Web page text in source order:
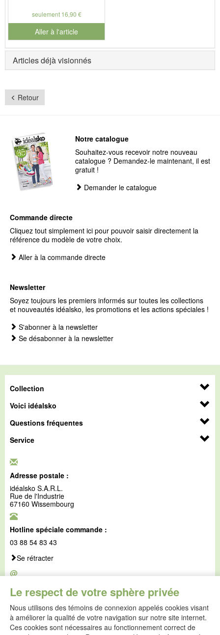
seulement 16,90 €
Aller à l'article
Articles déjà visionnés
Retour
Le respect de votre sphère privée
Nous utilisons des témoins de connexion appelés cookies visant
à améliorer la qualité de votre navigation sur notre site internet.
Ces cookies sont nécessaires au fonctionnement correct de
Notre catalogue
Souhaitez-vous recevoir notre nouveau
catalogue ? Demandez-le maintenant, il est
gratuit !
Demander le catalogue
Commande directe
Cliquez tout simplement ici pour pouvoir saisir directement la
référence du modèle de votre choix.
Aller à la commande directe
Newsletter
Soyez toujours les premiers informés sur toutes les collections
et nouveautés idéalsko, les promotions et les actions spéciales !
S'abonner à la newsletter
Se désabonner à la newsletter
Collection
Voici idéalsko
Questions fréquentes
Service
Adresse postale :
idéalsko S.A.R.L.
Rue de l'Industrie
67160 Wissembourg
Hotline spéciale commande :
03 88 54 83 43
Se rétracter
@
service@idealsko.fr
@
Formulaire de contact